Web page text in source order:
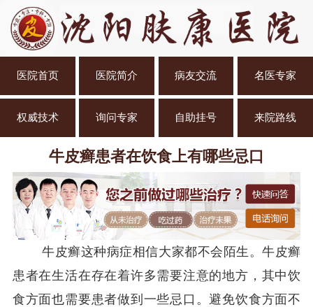
医院首页 医院简介 病友交流 名医专家
权威技术 询问专家 自助挂号 来院路线
牛皮癣患者在饮食上有哪些忌口
牛皮癣这种病症相信大家都不会陌生。牛皮癣
患者在生活在存在着许多需要注意的地方，其中饮
食方面也需要患者做到一些忌口。避免饮食方面不